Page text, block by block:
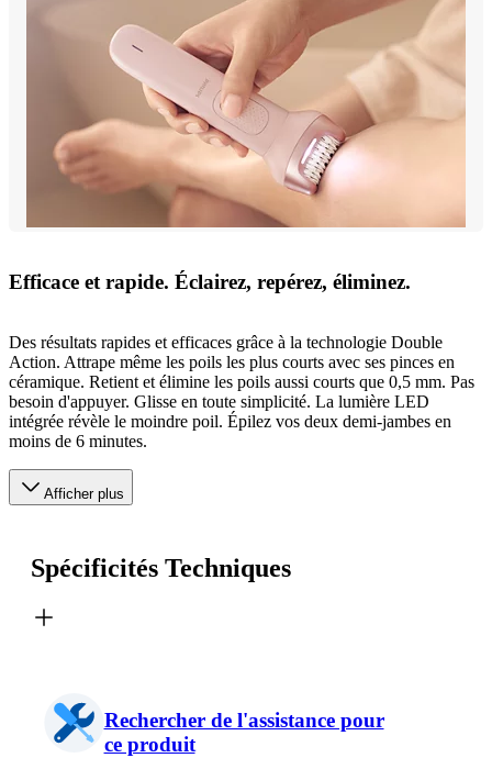
Efficace et rapide. Éclairez, repérez, éliminez.
Des résultats rapides et efficaces grâce à la technologie Double
Action. Attrape même les poils les plus courts avec ses pinces en
céramique. Retient et élimine les poils aussi courts que 0,5 mm. Pas
besoin d'appuyer. Glisse en toute simplicité. La lumière LED
intégrée révèle le moindre poil. Épilez vos deux demi-jambes en
moins de 6 minutes.
Afficher plus
Spécificités Techniques
Rechercher de l'assistance pour
ce produit